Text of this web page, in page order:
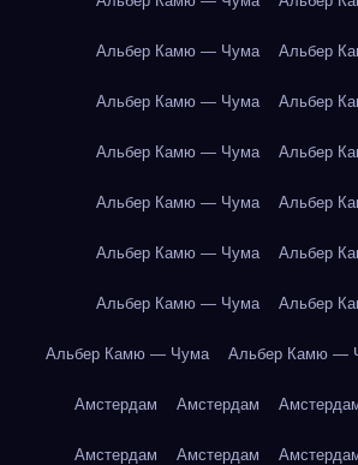
Альбер Камю — Чума Альбер
Альбер Камю — Чума Альбер
Альбер Камю — Чума Альбер
Альбер Камю — Чума Альбер
Альбер Камю — Чума Альбер
Альбер Камю — Чума Альбер
Альбер Камю — Чума Альбер Камю —
Амстердам Амстердам
Амстердам Амстердам